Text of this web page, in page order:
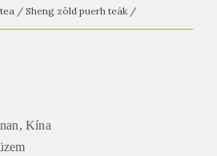
/ Sheng zöld puerh teák /
Kína